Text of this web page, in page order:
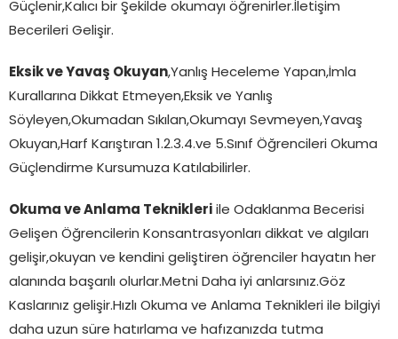
Güçlenir,Kalıcı bir Şekilde okumayı öğrenirler.İletişim
Becerileri Gelişir.
Eksik ve Yavaş Okuyan,Yanlış Heceleme Yapan,İmla
Kurallarına Dikkat Etmeyen,Eksik ve Yanlış
Söyleyen,Okumadan Sıkılan,Okumayı Sevmeyen,Yavaş
Okuyan,Harf Karıştıran 1.2.3.4.ve 5.Sınıf Öğrencileri Okuma
Güçlendirme Kursumuza Katılabilirler.
Okuma ve Anlama Teknikleri ile Odaklanma Becerisi
Gelişen Öğrencilerin Konsantrasyonları dikkat ve algıları
gelişir,okuyan ve kendini geliştiren öğrenciler hayatın her
alanında başarılı olurlar.Metni Daha iyi anlarsınız.Göz
Kaslarınız gelişir.Hızlı Okuma ve Anlama Teknikleri ile bilgiyi
daha uzun süre hatırlama ve hafızanızda tutma